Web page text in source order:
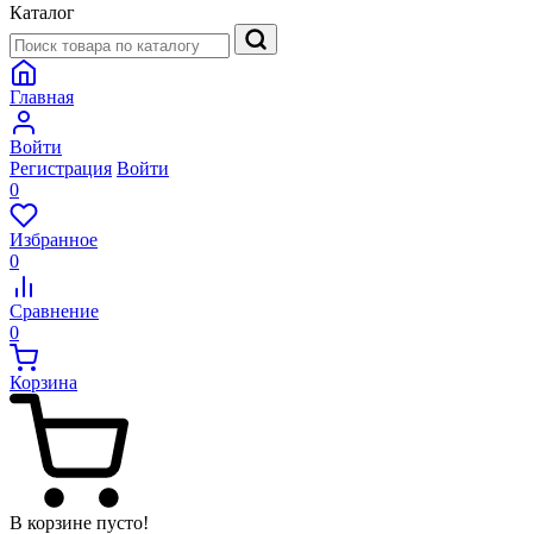
Каталог
Главная
Войти
Регистрация Войти
0
Избранное
0
Сравнение
0
Корзина
В корзине пусто!